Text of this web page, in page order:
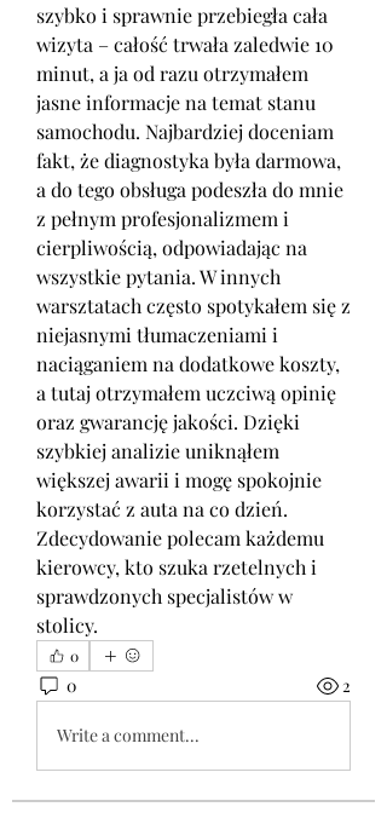
szybko i sprawnie przebiegła cała
wizyta – całość trwała zaledwie 10
minut, a ja od razu otrzymałem
jasne informacje na temat stanu
samochodu. Najbardziej doceniam
fakt, że diagnostyka była darmowa,
a do tego obsługa podeszła do mnie
z pełnym profesjonalizmem i
cierpliwością, odpowiadając na
wszystkie pytania. W innych
warsztatach często spotykałem się z
niejasnymi tłumaczeniami i
naciąganiem na dodatkowe koszty,
a tutaj otrzymałem uczciwą opinię
oraz gwarancję jakości. Dzięki
szybkiej analizie uniknąłem
większej awarii i mogę spokojnie
korzystać z auta na co dzień.
Zdecydowanie polecam każdemu
kierowcy, kto szuka rzetelnych i
sprawdzonych specjalistów w
stolicy.
0
0 2
Write a comment...